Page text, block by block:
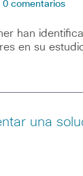
0 comentarios
han
en su
una